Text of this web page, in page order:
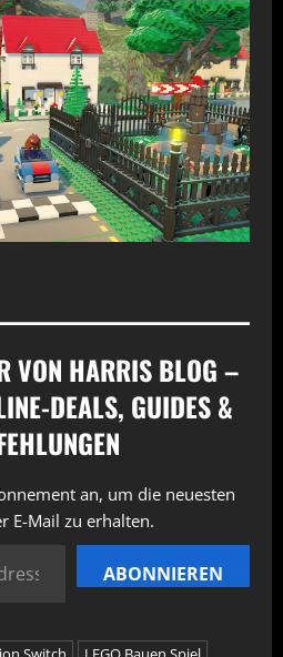
VON HARRIS BLOG –
DEALS, GUIDES &
an, um die neuesten
E-Mail zu erhalten.
ABONNIEREN